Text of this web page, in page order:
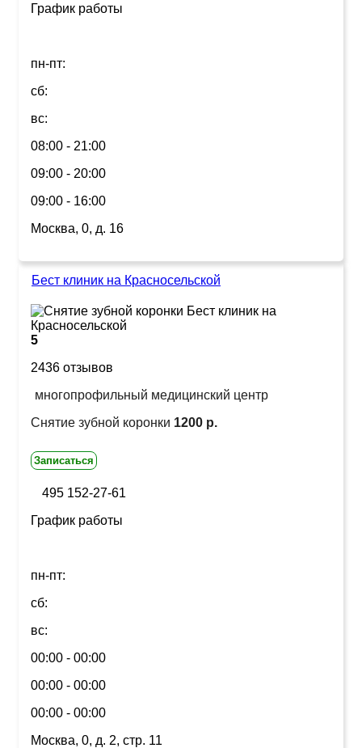
График работы
пн-пт:
сб:
вс:
08:00 - 21:00
09:00 - 20:00
09:00 - 16:00
Москва, 0, д. 16
Бест клиник на Красносельской
5
2436 отзывов
многопрофильный медицинский центр
Снятие зубной коронки 1200 р.
Записаться
495 152-27-61
График работы
пн-пт:
сб:
вс:
00:00 - 00:00
00:00 - 00:00
00:00 - 00:00
Москва, 0, д. 2, стр. 11